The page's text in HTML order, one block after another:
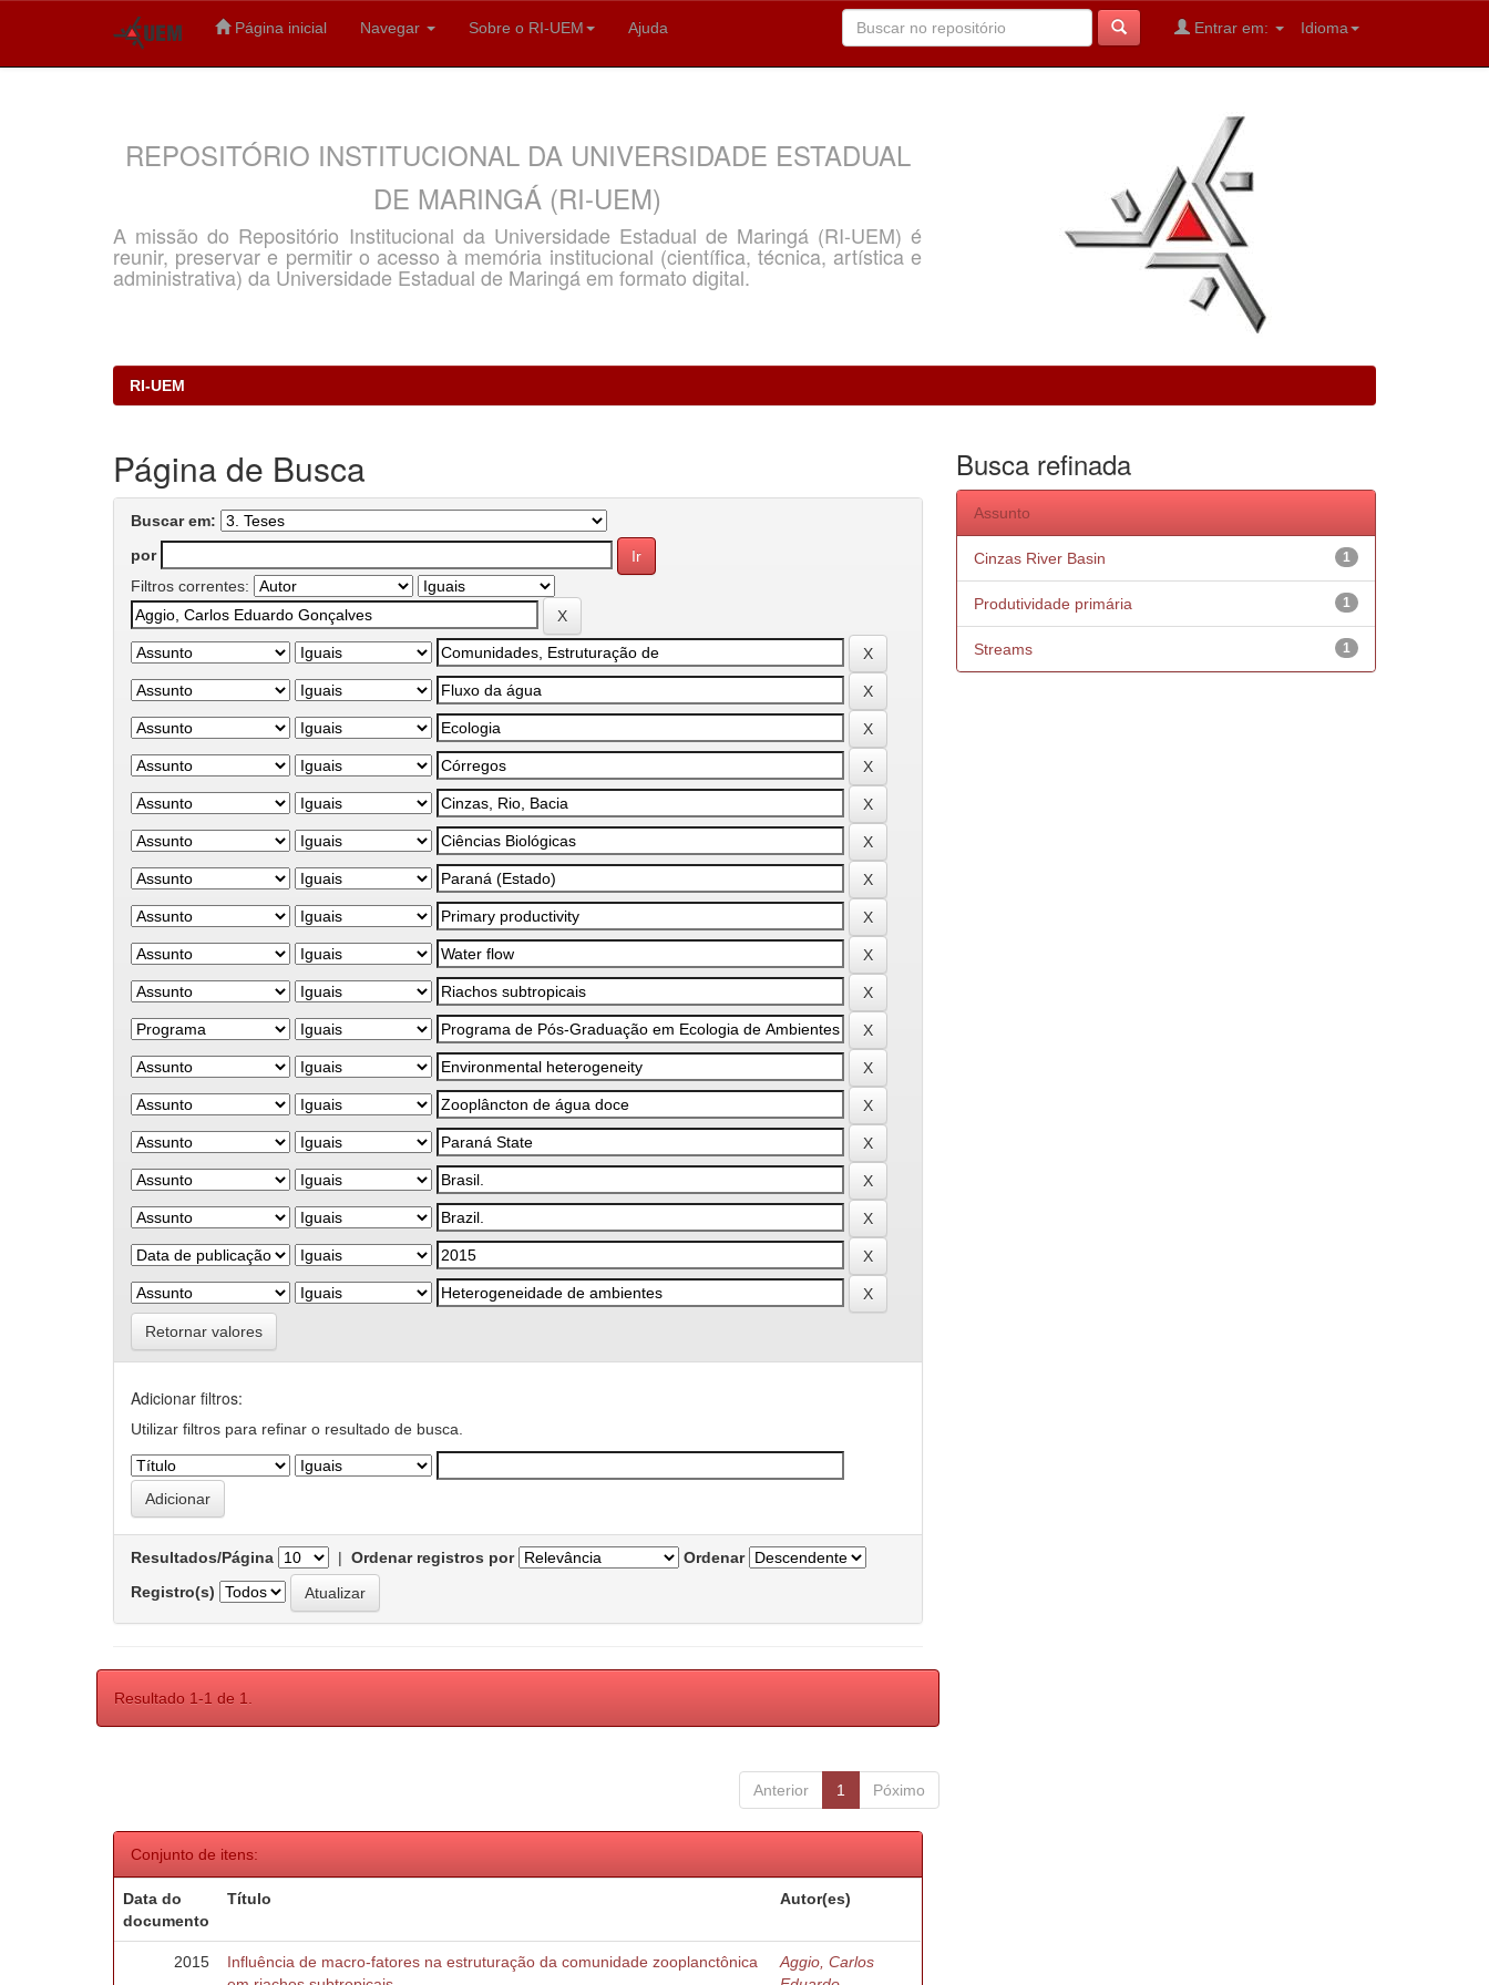
Página inicial Navegar Sobre o RI-UEM Ajuda Idioma
Entrar em:
REPOSITÓRIO INSTITUCIONAL DA UNIVERSIDADE ESTADUAL
DE MARINGÁ (RI-UEM)
A missão do Repositório Institucional da Universidade Estadual de Maringá (RI-UEM) é
reunir, preservar e permitir o acesso à memória institucional (científica, técnica, artística e
administrativa) da Universidade Estadual de Maringá em formato digital.
RI-UEM
Página de Busca
Buscar em:
por
Filtros correntes:
Retornar valores
Adicionar filtros:
Utilizar filtros para refinar o resultado de busca.
Resultados/Página | Ordenar registros por
Ordenar
Registro(s)
Resultado 1-1 de 1.
Anterior 1 Póximo
Conjunto de itens:
Data do
documento
Título Autor(es)
2015
Influência de macro-fatores na estruturação da comunidade zooplanctônica
Aggio, Carlos
Busca refinada
Assunto
1
Cinzas River Basin
1
Produtividade primária
1
Streams